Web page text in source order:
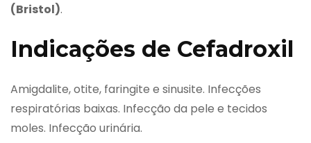
(Bristol).
Indicações de Cefadroxil
Amigdalite, otite, faringite e sinusite. Infecções
respiratórias baixas. Infecção da pele e tecidos
moles. Infecção urinária.